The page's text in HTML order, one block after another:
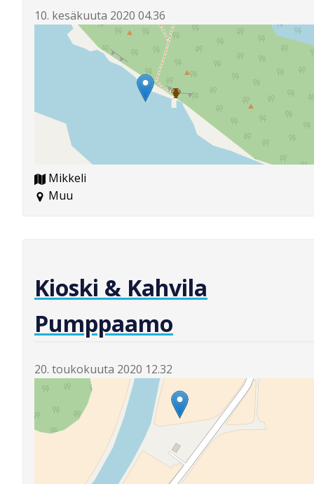
10. kesäkuuta 2020 04.36
Mikkeli
Muu
Kioski & Kahvila
Pumppaamo
20. toukokuuta 2020 12.32